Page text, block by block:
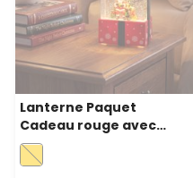
Lanterne Paquet
Cadeau rouge avec
paillettes scintillantes,
h. 19 cm, LED blanc